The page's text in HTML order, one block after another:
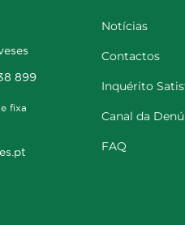
899
fixa
Notícias
Contactos
Inquérito
Canal da
FAQ